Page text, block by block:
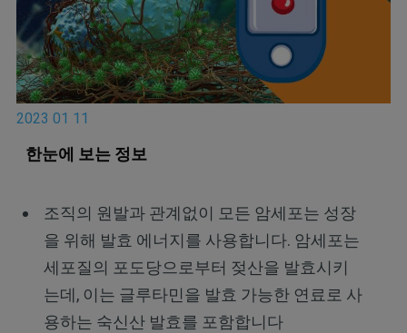
2023 01 11
한눈에 보는 정보
조직의 원발과 관계없이 모든 암세포는 성장
을 위해 발효 에너지를 사용합니다. 암세포는
세포질의 포도당으로부터 젖산을 발효시키
는데, 이는 글루타민을 발효 가능한 연료로 사
용하는 숙신산 발효를 포함합니다